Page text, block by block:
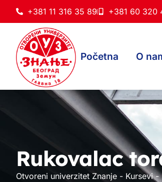
+381 11 316 35 89 +381 60 320
Početna O
Rukovalac
Otvoreni univerzitet Znanje - Kursevi-